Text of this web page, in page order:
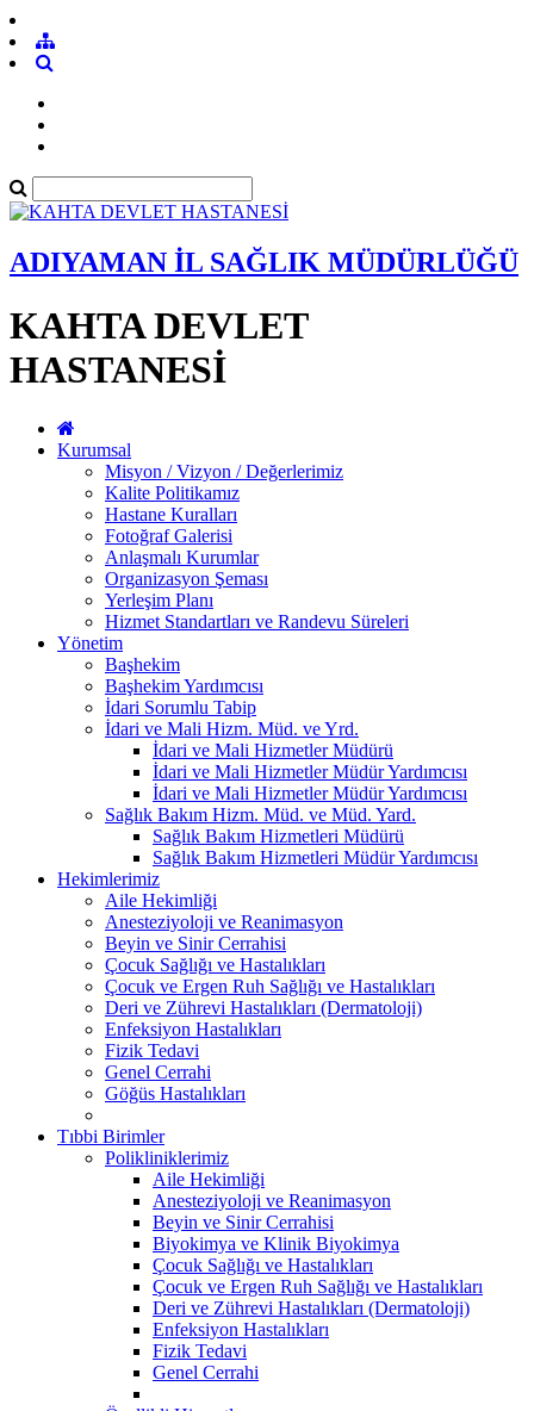
ADIYAMAN İL SAĞLIK MÜDÜRLÜĞÜ
KAHTA DEVLET
HASTANESİ
Kurumsal
Misyon / Vizyon / Değerlerimiz
Kalite Politikamız
Hastane Kuralları
Fotoğraf Galerisi
Anlaşmalı Kurumlar
Organizasyon Şeması
Yerleşim Planı
Hizmet Standartları ve Randevu Süreleri
Yönetim
Başhekim
Başhekim Yardımcısı
İdari Sorumlu Tabip
İdari ve Mali Hizm. Müd. ve Yrd.
İdari ve Mali Hizmetler Müdürü
İdari ve Mali Hizmetler Müdür Yardımcısı
İdari ve Mali Hizmetler Müdür Yardımcısı
Sağlık Bakım Hizm. Müd. ve Müd. Yard.
Sağlık Bakım Hizmetleri Müdürü
Sağlık Bakım Hizmetleri Müdür Yardımcısı
Hekimlerimiz
Aile Hekimliği
Anesteziyoloji ve Reanimasyon
Beyin ve Sinir Cerrahisi
Çocuk Sağlığı ve Hastalıkları
Çocuk ve Ergen Ruh Sağlığı ve Hastalıkları
Deri ve Zührevi Hastalıkları (Dermatoloji)
Enfeksiyon Hastalıkları
Fizik Tedavi
Genel Cerrahi
Göğüs Hastalıkları
Tıbbi Birimler
Polikliniklerimiz
Aile Hekimliği
Anesteziyoloji ve Reanimasyon
Beyin ve Sinir Cerrahisi
Biyokimya ve Klinik Biyokimya
Çocuk Sağlığı ve Hastalıkları
Çocuk ve Ergen Ruh Sağlığı ve Hastalıkları
Deri ve Zührevi Hastalıkları (Dermatoloji)
Enfeksiyon Hastalıkları
Fizik Tedavi
Genel Cerrahi